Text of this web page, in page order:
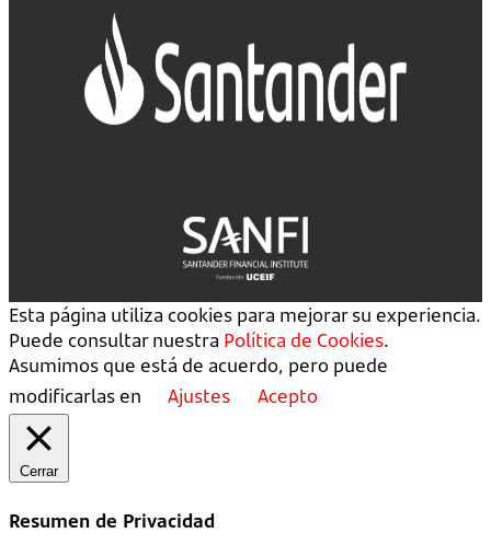
Esta página utiliza cookies para mejorar su experiencia.
Puede consultar nuestra Política de Cookies.
Asumimos que está de acuerdo, pero puede
modificarlas en
Ajustes Acepto
Cerrar
Resumen de Privacidad